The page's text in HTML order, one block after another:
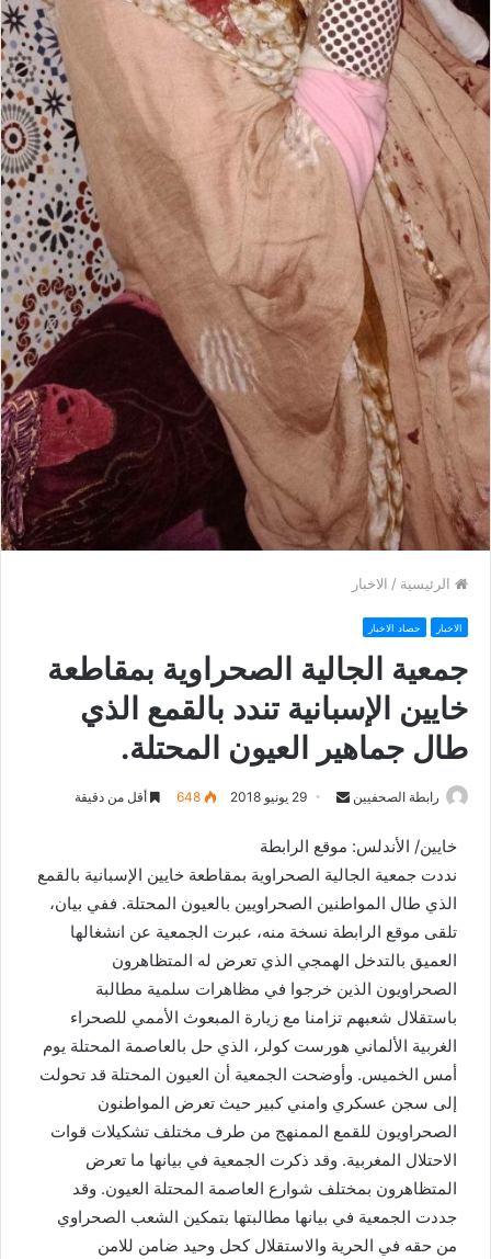
الرئيسية / الاخبار
الاخبار حصاد الاخبار
جمعية الجالية الصحراوية بمقاطعة
خايين الإسبانية تندد بالقمع الذي
طال جماهير العيون المحتلة.
رابطة الصحفيين
n
d
a
n
l
29 يونيو 2018 648 أقل من دقيقة
خايين/ الأندلس: موقع الرابطة
نددت جمعية الجالية الصحراوية بمقاطعة خايين الإسبانية بالقمع
الذي طال المواطنين الصحراويين بالعيون المحتلة. ففي بيان،
تلقى موقع الرابطة نسخة منه، عبرت الجمعية عن انشغالها
العميق بالتدخل الهمجي الذي تعرض له المتظاهرون
الصحراويون الذين خرجوا في مظاهرات سلمية مطالبة
باستقلال شعبهم تزامنا مع زيارة المبعوث الأممي للصحراء
الغربية الألماني هورست كولر، الذي حل بالعاصمة المحتلة يوم
أمس الخميس. وأوضحت الجمعية أن العيون المحتلة قد تحولت
إلى سجن عسكري وامني كبير حيث تعرض المواطنون
الصحراويون للقمع الممنهج من طرف مختلف تشكيلات قوات
الاحتلال المغربية. وقد ذكرت الجمعية في بيانها ما تعرض
المتظاهرون بمختلف شوارع العاصمة المحتلة العيون. وقد
جددت الجمعية في بيانها مطالبتها بتمكين الشعب الصحراوي
من حقه في الحرية والاستقلال كحل وحيد ضامن للامن